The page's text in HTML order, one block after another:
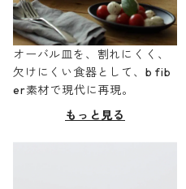
オーバル皿を、割れにくく、
欠けにくい食器として、b fib
er素材で現代に再現。
もっと見る